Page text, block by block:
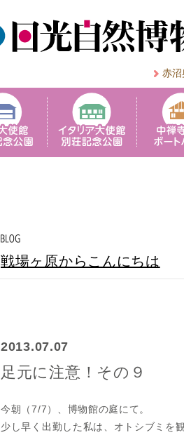
赤沼
戦場ヶ原からこんにちは
2013.07.07
足元に注意！その９
今朝（7/7）、博物館の庭にて。
少し早く出勤した私は、オトシブミを